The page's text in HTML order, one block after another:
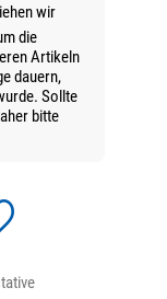
wir
die
Artikeln
dauern,
Sollte
bitte